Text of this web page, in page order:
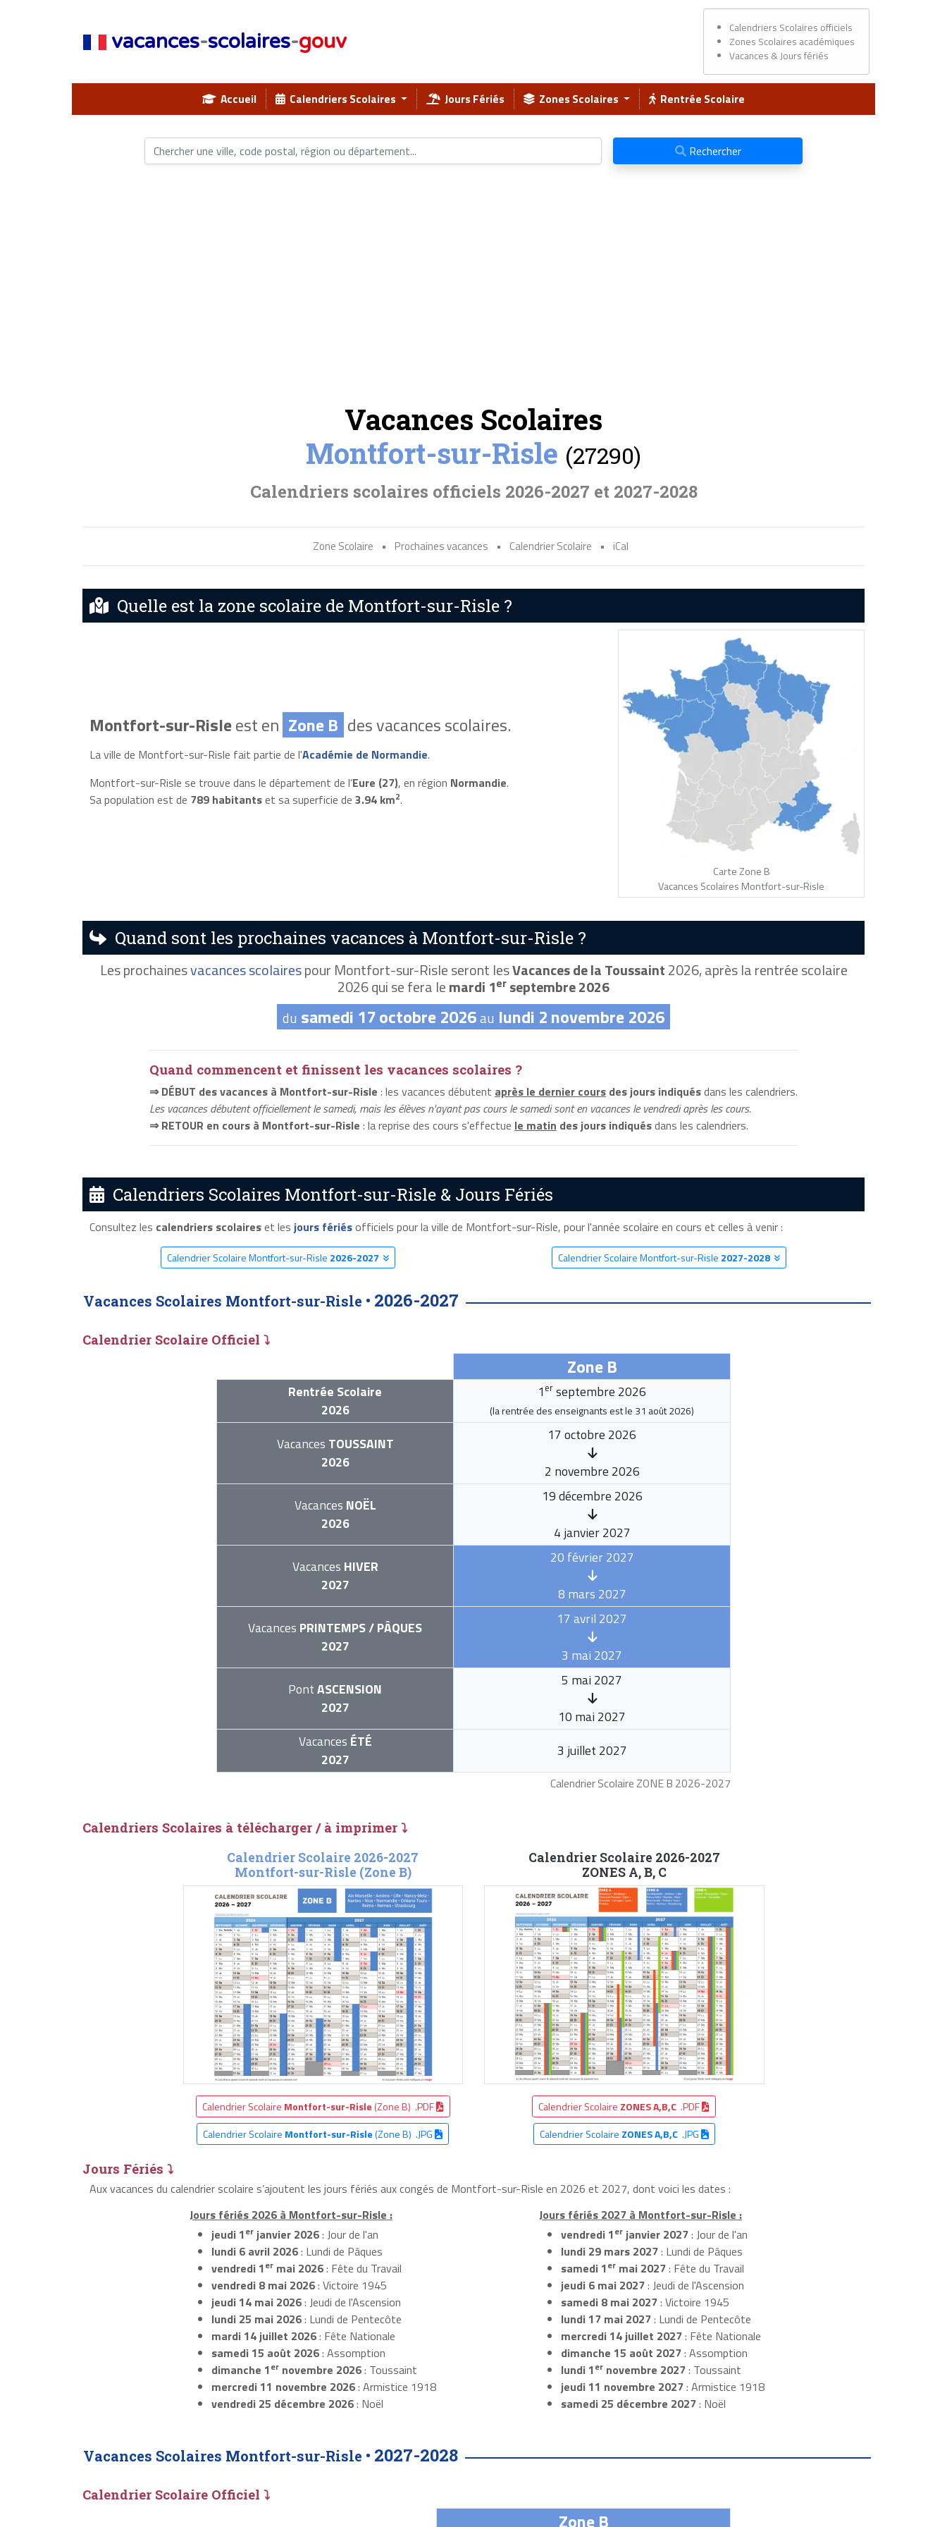
vacances-scolaires-gouv
Calendriers Scolaires officiels
Zones Scolaires académiques
Vacances & Jours fériés
Accueil Calendriers Scolaires Jours Fériés Zones Scolaires Rentrée Scolaire
Rechercher
Vacances Scolaires
Montfort-sur-Risle (27290)
Calendriers scolaires officiels 2026-2027 et 2027-2028
Zone Scolaire • Prochaines vacances • Calendrier Scolaire • iCal
Quelle est la zone scolaire de Montfort-sur-Risle ?
Montfort-sur-Risleest en Zone B des vacances scolaires.
La ville de Montfort-sur-Risle fait partie de l'Académie de Normandie.
Montfort-sur-Risle se trouve dans le département de l’Eure (27), en région Normandie.
Sa population est de 789 habitantset sa superficie de 3.94 km2.
Carte Zone B
Vacances Scolaires Montfort-sur-Risle
Quand sont les prochaines vacances à Montfort-sur-Risle ?
Les prochainesvacances scolairespour Montfort-sur-Risle seront lesVacances de la Toussaint2026, après la rentrée scolaire
2026 qui se fera lemardi 1er septembre 2026
du samedi 17 octobre 2026au lundi 2 novembre 2026
Quand commencent et finissent les vacances scolaires ?
⇒ DÉBUT des vacances à Montfort-sur-Risle : les vacances débutent après le dernier cours des jours indiquésdans les calendriers.
Les vacances débutent officiellement le samedi, mais les élèves n'ayant pas cours le samedi sont en vacances le vendredi après les cours.
⇒ RETOUR en cours à Montfort-sur-Risle : la reprise des cours s'effectue le matin des jours indiquésdans les calendriers.
Calendriers Scolaires Montfort-sur-Risle & Jours Fériés
Consultez les calendriers scolaireset les jours fériésofficiels pour la ville de Montfort-sur-Risle, pour l'année scolaire en cours et celles à venir :
Calendrier Scolaire Montfort-sur-Risle 2026-2027 Calendrier Scolaire Montfort-sur-Risle 2027-2028
Vacances Scolaires Montfort-sur-Risle • 2026-2027
Calendrier Scolaire Officiel ⤵
Calendrier Scolaire ZONE B 2026-2027
Zone B
Rentrée Scolaire
2026
1 er septembre 2026
(la rentrée des enseignants est le 31 août 2026)
Vacances TOUSSAINT
2026
17 octobre 2026
2 novembre 2026
Vacances NOËL
2026
19 décembre 2026
4 janvier 2027
Vacances HIVER
2027
20 février 2027
8 mars 2027
Vacances PRINTEMPS / PÂQUES
2027
17 avril 2027
3 mai 2027
PontASCENSION
2027
5 mai 2027
10 mai 2027
Vacances ÉTÉ
2027
3 juillet 2027
Calendriers Scolaires à télécharger / à imprimer ⤵
Calendrier Scolaire 2026-2027
Montfort-sur-Risle (Zone B)
Calendrier Scolaire Montfort-sur-Risle (Zone B) .PDF
Calendrier Scolaire Montfort-sur-Risle(Zone B) .JPG
Calendrier Scolaire 2026-2027
ZONES A, B, C
Calendrier Scolaire ZONES A,B,C .PDF
Calendrier Scolaire ZONES A,B,C.JPG
Jours Fériés ⤵
Aux vacances du calendrier scolaire s’ajoutent les jours fériés aux congés de Montfort-sur-Risle en 2026 et 2027, dont voici les dates :
Jours fériés 2026 à Montfort-sur-Risle :
jeudi 1erjanvier 2026: Jour de l'an
lundi 6 avril 2026: Lundi de Pâques
vendredi 1ermai 2026: Fête du Travail
vendredi 8 mai 2026: Victoire 1945
jeudi 14 mai 2026: Jeudi de l'Ascension
lundi 25 mai 2026: Lundi de Pentecôte
mardi 14 juillet 2026: Fête Nationale
samedi 15 août 2026: Assomption
dimanche 1ernovembre 2026: Toussaint
mercredi 11 novembre 2026: Armistice 1918
vendredi 25 décembre 2026: Noël
Jours fériés 2027 à Montfort-sur-Risle :
vendredi 1erjanvier 2027: Jour de l'an
lundi 29 mars 2027: Lundi de Pâques
samedi 1ermai 2027: Fête du Travail
jeudi 6 mai 2027: Jeudi de l'Ascension
samedi 8 mai 2027: Victoire 1945
lundi 17 mai 2027: Lundi de Pentecôte
mercredi 14 juillet 2027: Fête Nationale
dimanche 15 août 2027: Assomption
lundi 1ernovembre 2027: Toussaint
jeudi 11 novembre 2027: Armistice 1918
samedi 25 décembre 2027: Noël
Vacances Scolaires Montfort-sur-Risle • 2027-2028
Calendrier Scolaire Officiel ⤵
Zone B